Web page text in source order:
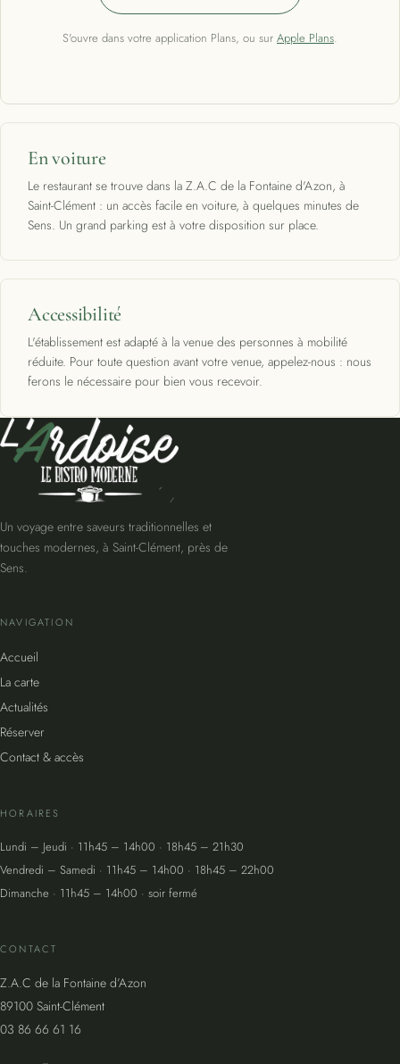
S'ouvre dans votre application Plans, ou sur Apple Plans.
En voiture
Le restaurant se trouve dans la Z.A.C de la Fontaine d'Azon, à
Saint-Clément : un accès facile en voiture, à quelques minutes de
Sens. Un grand parking est à votre disposition sur place.
Accessibilité
L'établissement est adapté à la venue des personnes à mobilité
réduite. Pour toute question avant votre venue, appelez-nous : nous
ferons le nécessaire pour bien vous recevoir.
Un voyage entre saveurs traditionnelles et
touches modernes, à Saint-Clément, près de
Sens.
NAVIGATION
Accueil
La carte
Actualités
Réserver
Contact & accès
HORAIRES
Lundi – Jeudi · 11h45 – 14h00 · 18h45 – 21h30
Vendredi – Samedi · 11h45 – 14h00 · 18h45 – 22h00
Dimanche · 11h45 – 14h00 · soir fermé
CONTACT
Z.A.C de la Fontaine d’Azon
89100 Saint-Clément
03 86 66 61 16